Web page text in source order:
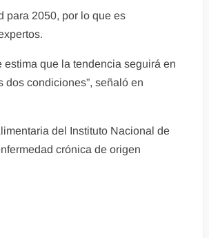
para 2050, por lo que es
estima que la tendencia seguirá en
condiciones”, señaló en
del Instituto Nacional de
crónica de origen